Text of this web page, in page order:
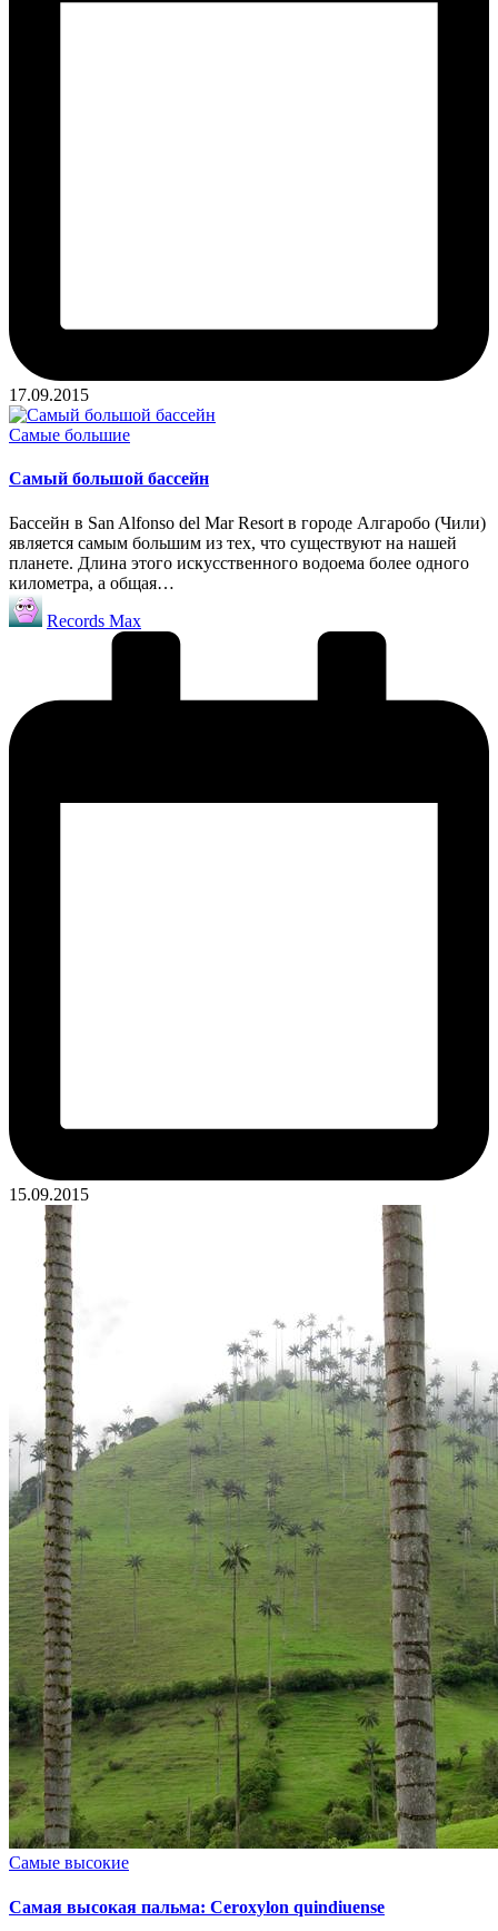
17.09.2015
Опубликовано
Самые большие
Самый большой бассейн
Бассейн в San Alfonso del Mar Resort в городе Алгаробо (Чили)
является самым большим из тех, что существуют на нашей
планете. Длина этого искусственного водоема более одного
километра, а общая…
Запись
от
Records Max
15.09.2015
Опубликовано
Самые высокие
Самая высокая пальма: Ceroxylon quindiuense